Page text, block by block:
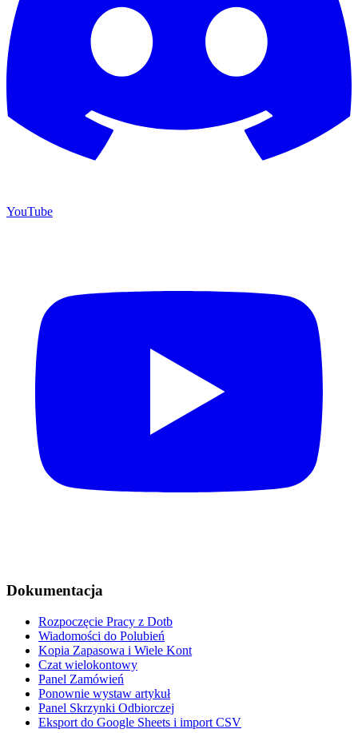
YouTube
Dokumentacja
Rozpoczęcie Pracy z Dotb
Wiadomości do Polubień
Kopia Zapasowa i Wiele Kont
Czat wielokontowy
Panel Zamówień
Ponownie wystaw artykuł
Panel Skrzynki Odbiorczej
Eksport do Google Sheets i import CSV